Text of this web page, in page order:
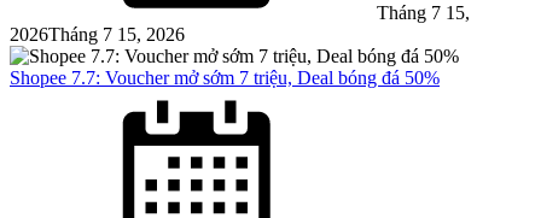
Tháng 7 15,
2026Tháng 7 15, 2026
Shopee 7.7: Voucher mở sớm 7 triệu, Deal bóng đá 50%